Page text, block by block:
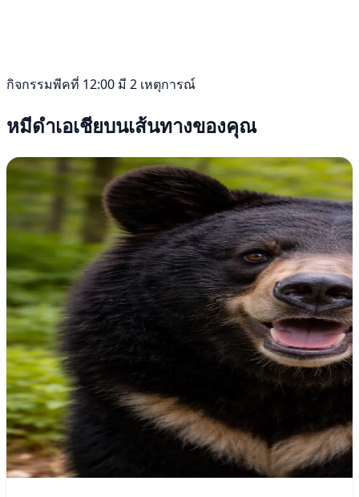
กิจกรรมพีคที่ 12:00 มี 2 เหตุการณ์
หมีดำเอเชียบนเส้นทางของคุณ